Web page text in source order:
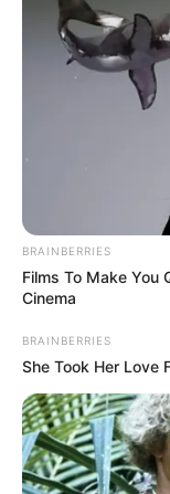
BRAINBERRIES
Films To Make You
Cinema
BRAINBERRIES
She Took Her Love